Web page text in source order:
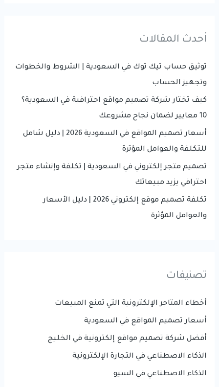
المعلوماتc
f
أحدث المقالات
توثيق حساب تيك توك في السعودية | الشروط والخطوات
وتجهيز الحساب
كيف تختار شركة تصميم مواقع احترافية في السعودية؟
10 معايير لضمان نجاح مشروعك
أسعار تصميم المواقع في السعودية 2026 | دليل شامل
للتكلفة والعوامل المؤثرة
تصميم متجر إلكتروني في السعودية | تكلفة وإنشاء متجر
احترافي يزيد مبيعاتك
تكلفة تصميم موقع إلكتروني 2026 | دليل الأسعار
والعوامل المؤثرة
تصنيفات
أخطاء المتاجر الإلكترونية التي تمنع المبيعات
أسعار تصميم المواقع في السعودية
أفضل شركة تصميم مواقع إلكترونية في الخليج
الذكاء الاصطناعي في التجارة الإلكترونية
الذكاء الاصطناعي في السيو